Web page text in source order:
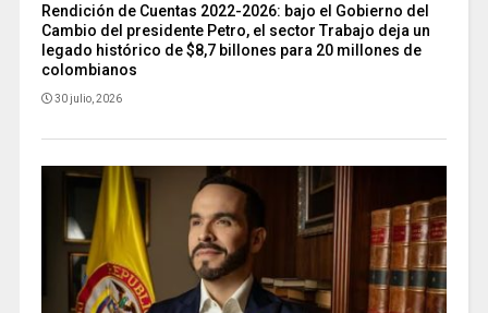
Rendición de Cuentas 2022-2026: bajo el Gobierno del
Cambio del presidente Petro, el sector Trabajo deja un
legado histórico de $8,7 billones para 20 millones de
colombianos
30 julio, 2026